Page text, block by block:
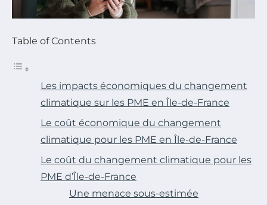
Table of Contents
Les impacts économiques du changement
climatique sur les PME en Île-de-France
Le coût économique du changement
climatique pour les PME en Île-de-France
Le coût du changement climatique pour les
PME d’Île-de-France
Une menace sous-estimée